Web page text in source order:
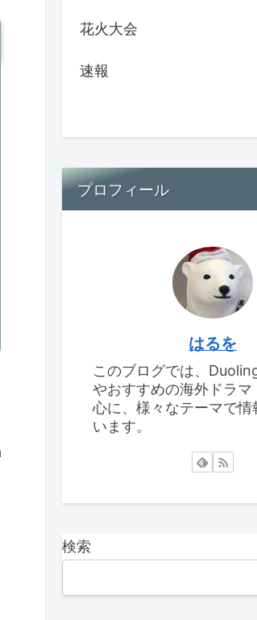
花火大会
速報
プロフィール
はるを
このブログでは、
やおすすめの海外ドラマ
心に、様々なテーマで情
います。
検索